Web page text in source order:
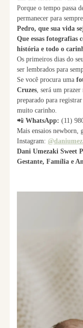
Porque o tempo passa
permanecer para
Pedro, que sua vida
Que essas fotografias
história e todo o
Os primeiros dias do
ser lembrados para
Se você procura uma
Cruzes, será um
preparado para
muito carinho.
📲 WhatsApp: (11)
Mais ensaios newborn,
Instagram:
Dani Umezaki Sweet
Gestante, Família e